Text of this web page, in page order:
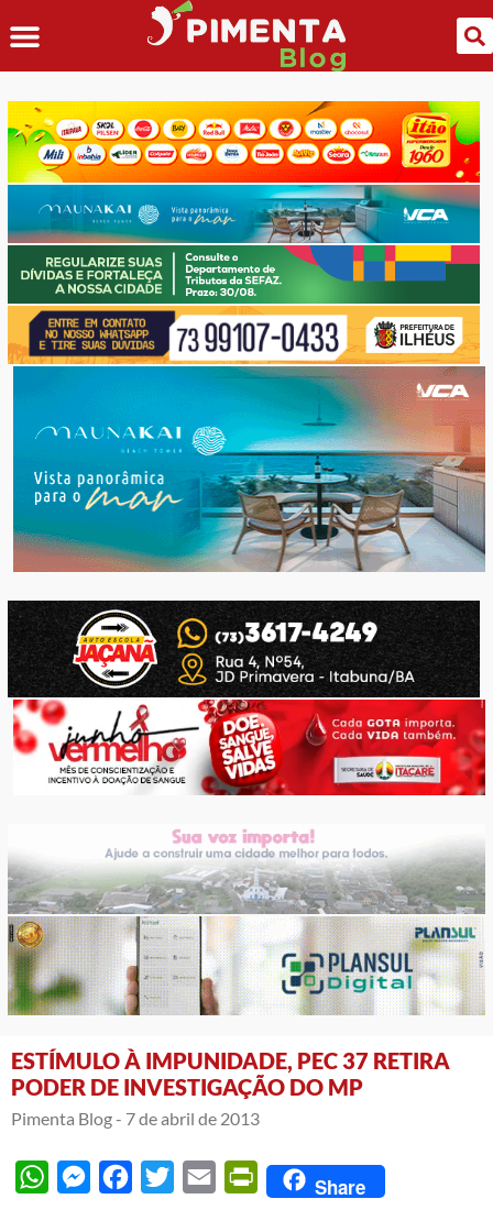
ESTÍMULO À IMPUNIDADE, PEC 37 RETIRA
PODER DE INVESTIGAÇÃO DO MP
Pimenta Blog - 7 de abril de 2013
WhatsAppMessengerFacebook
Twitter Email PrintFriendly
Share